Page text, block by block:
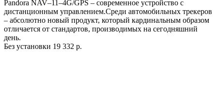
Pandora NAV–11–4G/GPS – современное устройство с
дистанционным управлением.Среди автомобильных трекеров
– абсолютно новый продукт, который кардинальным образом
отличается от стандартов, производимых на сегодняшний
день.
Без установки 19 332 р.